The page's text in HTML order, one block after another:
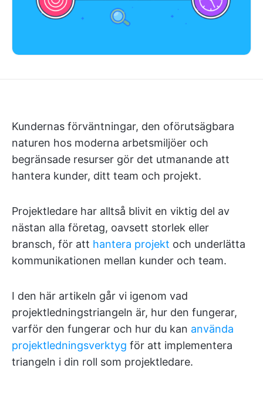
Kundernas förväntningar, den oförutsägbara
naturen hos moderna arbetsmiljöer och
begränsade resurser gör det utmanande att
hantera kunder, ditt team och projekt.
Projektledare har alltså blivit en viktig del av
nästan alla företag, oavsett storlek eller
bransch, för att hantera projekt och underlätta
kommunikationen mellan kunder och team.
I den här artikeln går vi igenom vad
projektledningstriangeln är, hur den fungerar,
varför den fungerar och hur du kan använda
projektledningsverktyg för att implementera
triangeln i din roll som projektledare.